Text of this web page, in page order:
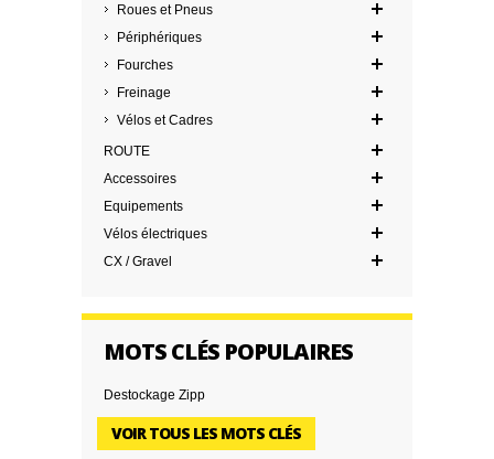
Roues et Pneus
Périphériques
Fourches
Freinage
Vélos et Cadres
ROUTE
Accessoires
Equipements
Vélos électriques
CX / Gravel
MOTS CLÉS POPULAIRES
Destockage Zipp
VOIR TOUS LES MOTS CLÉS